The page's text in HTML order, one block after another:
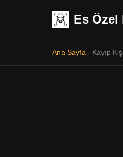
Es
Ana Sayfa - Kayıp